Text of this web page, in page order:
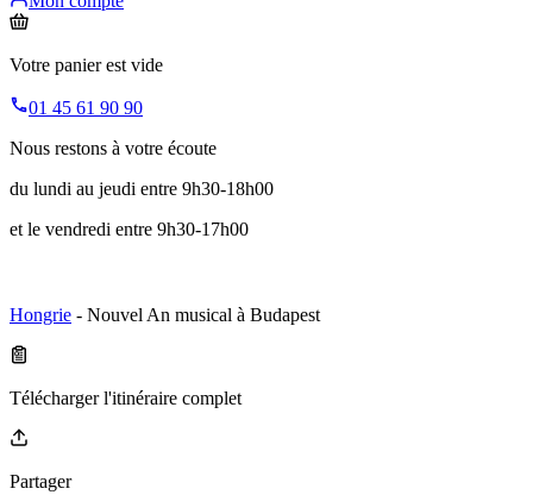
Votre panier est vide
01 45 61 90 90
Nous restons à votre écoute
du lundi au jeudi entre 9h30-18h00
et le vendredi entre 9h30-17h00
Hongrie - Nouvel An musical à Budapest
Télécharger l'itinéraire complet
Partager